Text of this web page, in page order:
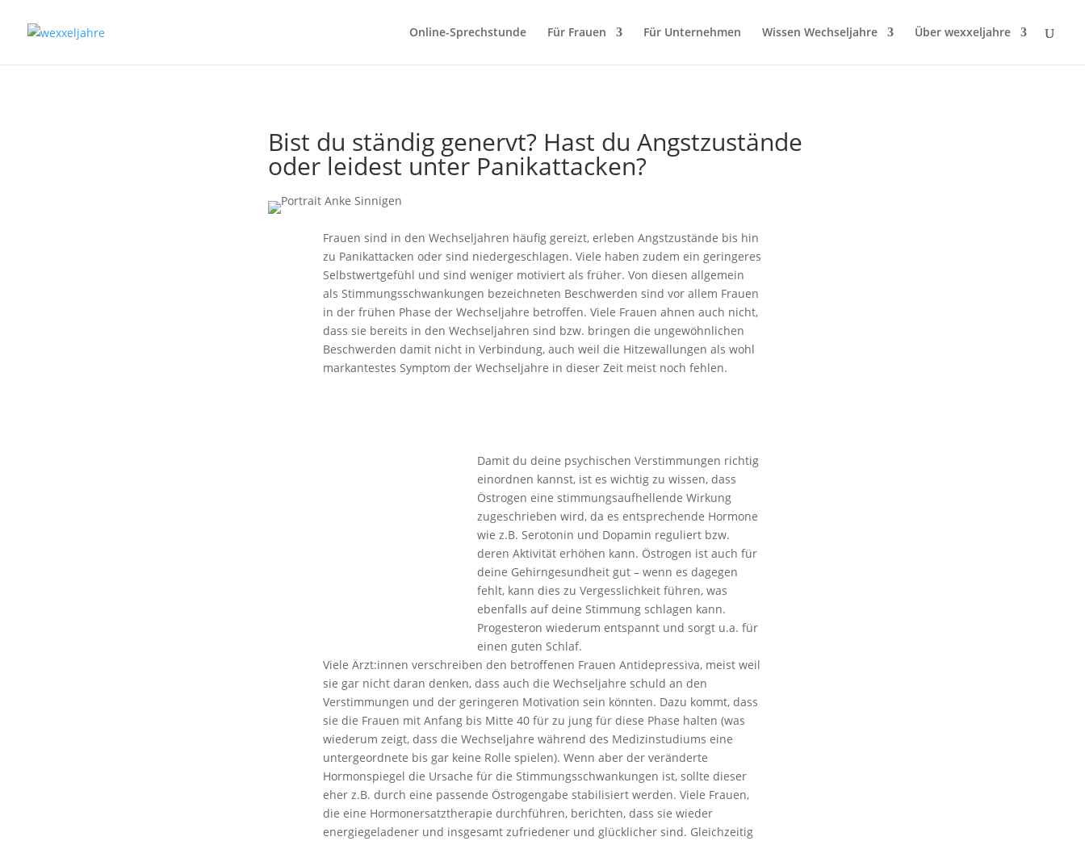
Online-Sprechstunde Für Frauen Für Unternehmen Wissen Wechseljahre Über wexxeljahre
Bist du ständig genervt? Hast du Angstzustände
oder leidest unter Panikattacken?
Frauen sind in den Wechseljahren häufig gereizt, erleben Angstzustände bis hin
zu Panikattacken oder sind niedergeschlagen. Viele haben zudem ein geringeres
Selbstwertgefühl und sind weniger motiviert als früher. Von diesen allgemein
als Stimmungsschwankungen bezeichneten Beschwerden sind vor allem Frauen
in der frühen Phase der Wechseljahre betroffen. Viele Frauen ahnen auch nicht,
dass sie bereits in den Wechseljahren sind bzw. bringen die ungewöhnlichen
Beschwerden damit nicht in Verbindung, auch weil die Hitzewallungen als wohl
markantestes Symptom der Wechseljahre in dieser Zeit meist noch fehlen.
Damit du deine psychischen Verstimmungen richtig
einordnen kannst, ist es wichtig zu wissen, dass
Östrogen eine stimmungsaufhellende Wirkung
zugeschrieben wird, da es entsprechende Hormone
wie z.B. Serotonin und Dopamin reguliert bzw.
deren Aktivität erhöhen kann. Östrogen ist auch für
deine Gehirngesundheit gut – wenn es dagegen
fehlt, kann dies zu Vergesslichkeit führen, was
ebenfalls auf deine Stimmung schlagen kann.
Progesteron wiederum entspannt und sorgt u.a. für
einen guten Schlaf.
Viele Ärzt:innen verschreiben den betroffenen Frauen Antidepressiva, meist weil
sie gar nicht daran denken, dass auch die Wechseljahre schuld an den
Verstimmungen und der geringeren Motivation sein könnten. Dazu kommt, dass
sie die Frauen mit Anfang bis Mitte 40 für zu jung für diese Phase halten (was
wiederum zeigt, dass die Wechseljahre während des Medizinstudiums eine
untergeordnete bis gar keine Rolle spielen). Wenn aber der veränderte
Hormonspiegel die Ursache für die Stimmungsschwankungen ist, sollte dieser
eher z.B. durch eine passende Östrogengabe stabilisiert werden. Viele Frauen,
die eine Hormonersatztherapie durchführen, berichten, dass sie wieder
energiegeladener und insgesamt zufriedener und glücklicher sind. Gleichzeitig